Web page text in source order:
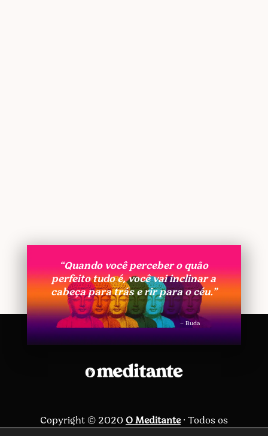
“Quando você perceber o quão
perfeito tudo é, você vai inclinar a
cabeça para trás e rir para o céu.”
– Buda
Copyright © 2020 O Meditante· Todos os